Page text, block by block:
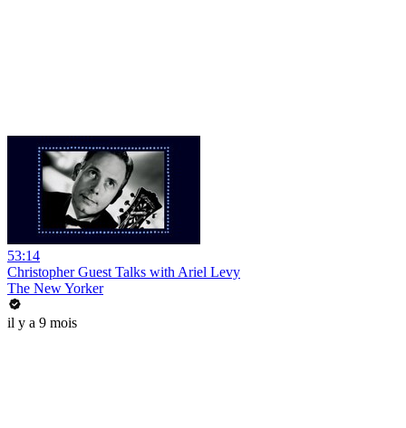
53:14
Christopher Guest Talks with Ariel Levy
The New Yorker
il y a 9 mois